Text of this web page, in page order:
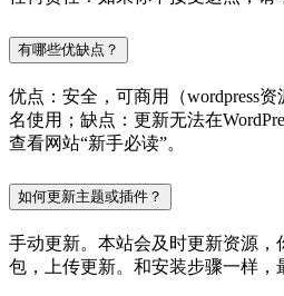
有哪些优缺点？
优点：安全，可商用（wordpress
名使用；缺点：更新无法在
查看网站“新手必读”。
如何更新主题或插件？
手动更新。本站会及时更新资源，
包，上传更新。和安装步骤一样，